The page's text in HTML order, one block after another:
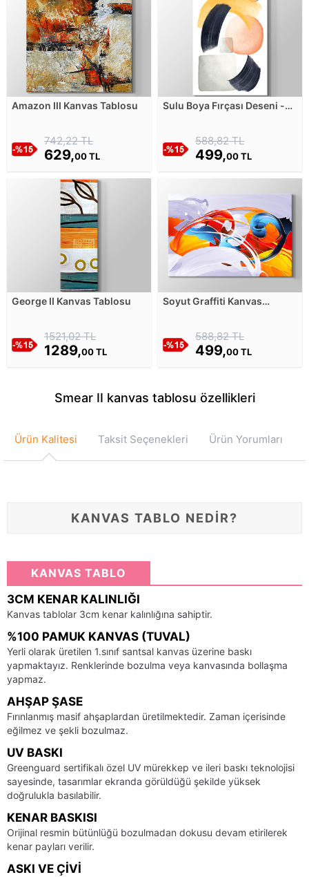
Amazon III Kanvas Tablosu
742,22 TL
629,00 TL
Sulu Boya Fırçası Deseni -
Tablosu588,82 TL
499,00 TL
George II Kanvas Tablosu
1521,02 TL
1289,00 TL
Soyut Graffiti Kanvas
588,82 TL
499,00 TL
Smear II kanvas tablosu özellikleri
Ürün Kalitesi Taksit Seçenekleri Ürün Yorumları
KANVAS TABLO NEDİR?
KANVAS TABLO
3CM KENAR KALINLIĞI
Kanvas tablolar 3cm kenar kalınlığına sahiptir.
%100 PAMUK KANVAS (TUVAL)
Yerli olarak üretilen 1.sınıf santsal kanvas üzerine baskı
yapmaktayız. Renklerinde bozulma veya kanvasında bollaşma
yapmaz.
AHŞAP ŞASE
Fırınlanmış masif ahşaplardan üretilmektedir. Zaman içerisinde
eğilmez ve şekli bozulmaz.
UV BASKI
Greenguard sertifikalı özel UV mürekkep ve ileri baskı teknolojisi
sayesinde, tasarımlar ekranda görüldüğü şekilde yüksek
doğrulukla basılabilir.
KENAR BASKISI
Orijinal resmin bütünlüğü bozulmadan dokusu devam etirilerek
kenar payları verilir.
ASKI VE ÇIVI